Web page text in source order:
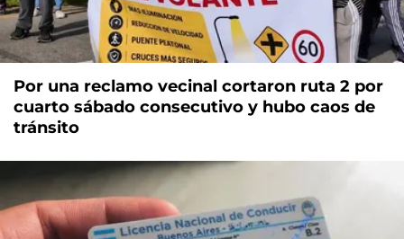
Por una reclamo vecinal cortaron ruta 2 por
cuarto sábado consecutivo y hubo caos de
tránsito